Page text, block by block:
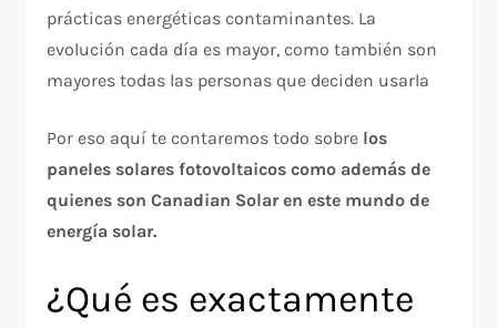
prácticas energéticas contaminantes. La
evolución cada día es mayor, como también son
mayores todas las personas que deciden usarla
Por eso aquí te contaremos todo sobre los
paneles solares fotovoltaicos como además de
quienes son Canadian Solar en este mundo de
energía solar.
¿Qué es exactamente